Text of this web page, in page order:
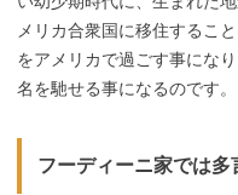
メリカ合衆国に移住するこ
をアメリカで過ごす事にな
名を馳せる事になるのです。
フーディーニ家では多